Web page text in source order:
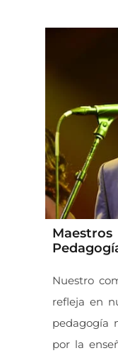
Nuestro
refleja en
pedagogía
por la